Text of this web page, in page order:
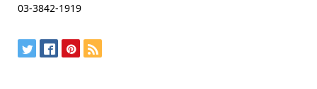
03-3842-1919